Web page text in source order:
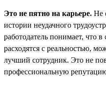
Это не пятно на карьере. Не
истории неудачного
работодатель понимает, что
расходятся с реальностью,
лучший сотрудник. Это не
профессиональную